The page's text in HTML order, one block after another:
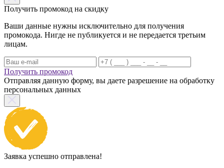
Получить промокод на скидку
Ваши данные нужны исключительно для получения
промокода. Нигде не публикуется и не передается третьим
лицам.
Получить промокод
Отправляя данную форму, вы даете разрешение на обработку
персональных данных
Заявка успешно отправлена!